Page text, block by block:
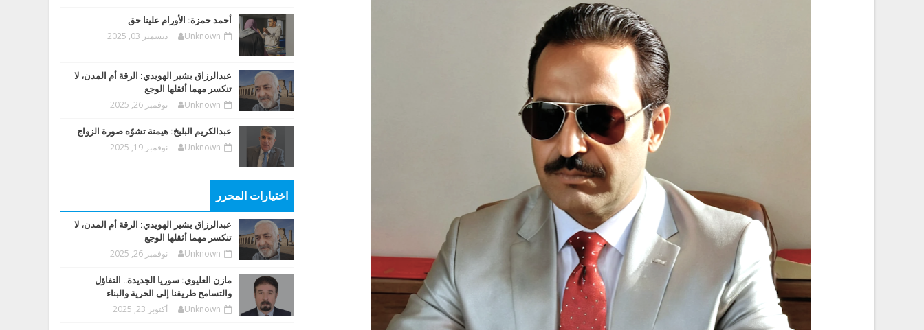
أحمد حمزة: الأورام علينا حق
Unknown ديسمبر 03, 2025
عبدالرزاق بشير الهويدي: الرقة أم المدن، لا
تنكسر مهما أثقلها الوجع
Unknown نوفمبر 26, 2025
عبدالكريم البليخ: هيمنة تشوّه صورة الزواج
Unknown نوفمبر 19, 2025
اختيارات المحرر
عبدالرزاق بشير الهويدي: الرقة أم المدن، لا
تنكسر مهما أثقلها الوجع
Unknown نوفمبر 26, 2025
مازن العليوي: سوريا الجديدة.. التفاؤل
والتسامح طريقنا إلى الحرية والبناء
Unknown أكتوبر 23, 2025